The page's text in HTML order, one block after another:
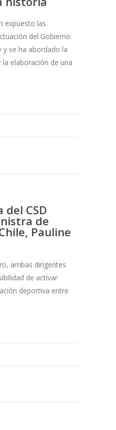
expuesto las
del Gobierno
se ha abordado la
elaboración de una
CSD
de
Pauline
ambas dirigentes
de activar
deportiva entre